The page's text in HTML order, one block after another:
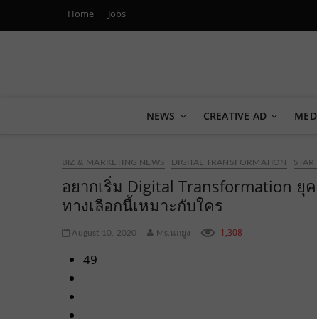
Home Jobs
Marketing Oops!
NEWS CREATIVE AD
BIZ & MARKETING NEWS DIGITAL TRANSFORMATION
อยากเริ่ม Digital Transformation ยุ
ทางเลือกนี้เหมาะกับใคร
August 10, 2020 Ms.นกยูง 1,308
49